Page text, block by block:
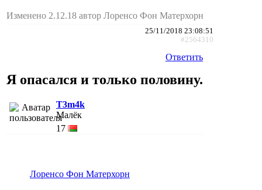
Изменено 2.12.18 автор Лоренсо Фон Матерхорн
25/11/2018 23:08:51
#2564310
Ответить
Я опасался и только половину.
T3m4k
Малёк
17
Лоренсо Фон Матерхорн